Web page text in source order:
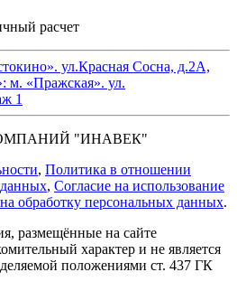
расчет
ул.Красная Сосна, д.2А,
м. «Пражская». ул.
1
"ИНАВЕК"
, Политика в отношении
, Cогласие на использование
обработку персональных данных.
размещённые на сайте
характер и не является
положениями ст. 437 ГК